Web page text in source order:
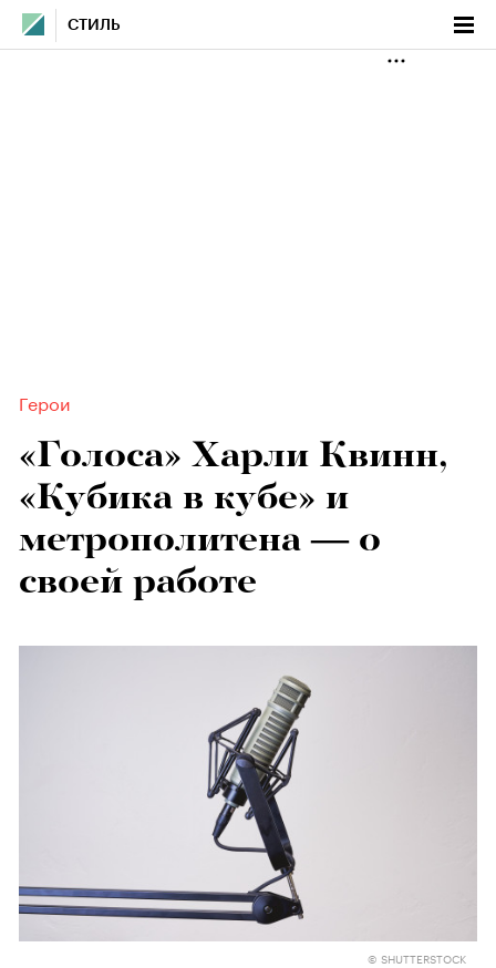
СТИЛЬ
Герои
«Голоса» Харли Квинн,
«Кубика в кубе» и
метрополитена — о
своей работе
© SHUTTERSTOCK